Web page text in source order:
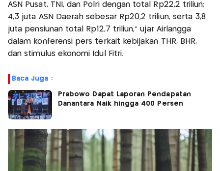
ASN Pusat, TNI, dan Polri dengan total Rp22,2 triliun;
4,3 juta ASN Daerah sebesar Rp20,2 triliun; serta 3,8
juta pensiunan total Rp12,7 triliun,” ujar Airlangga
dalam konferensi pers terkait kebijakan THR, BHR,
dan stimulus ekonomi Idul Fitri.
Baca Juga :
Prabowo Dapat Laporan Pendapatan
Danantara Naik hingga 400 Persen